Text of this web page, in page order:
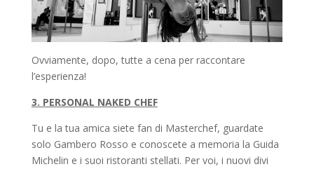
Ovviamente, dopo, tutte a cena per raccontare
l’esperienza!
3. PERSONAL NAKED CHEF
Tu e la tua amica siete fan di Masterchef, guardate
solo Gambero Rosso e conoscete a memoria la Guida
Michelin e i suoi ristoranti stellati. Per voi, i nuovi divi